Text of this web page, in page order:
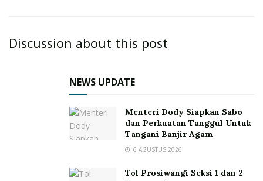
Discussion about this post
NEWS UPDATE
Menteri Dody Siapkan Sabo
dan Perkuatan Tanggul Untuk
Tangani Banjir Agam
6 AGUSTUS 2026
Tol Prosiwangi Seksi 1 dan 2